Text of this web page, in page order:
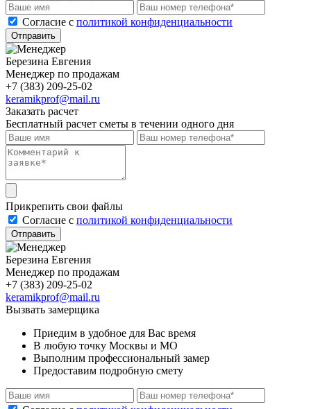
Cогласие с политикой конфиденциальности
Отправить
Березина Евгения
Менеджер по продажам
+7 (383) 209-25-02
keramikprof@mail.ru
Заказать расчет
Бесплатный расчет сметы в течении одного дня
Прикрепить свои файлы
Cогласие с политикой конфиденциальности
Отправить
Березина Евгения
Менеджер по продажам
+7 (383) 209-25-02
keramikprof@mail.ru
Вызвать замерщика
Приедим в удобное для Вас время
В любую точку Москвы и МО
Выполним профессиональный замер
Предоставим подробную смету